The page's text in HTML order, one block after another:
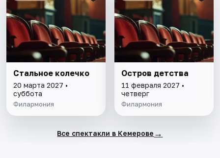
Стальное колечко
20 марта 2027 •
суббота
Филармония
Остров детства
11 февраля 2027 •
четверг
Филармония
Все спектакли в Кемерове →